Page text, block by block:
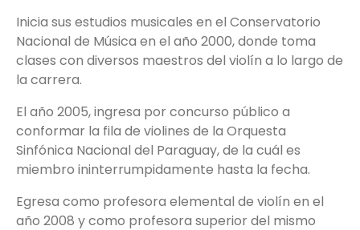
Inicia sus estudios musicales en el Conservatorio
Nacional de Música en el año 2000, donde toma
clases con diversos maestros del violín a lo largo de
la carrera.
El año 2005, ingresa por concurso público a
conformar la fila de violines de la Orquesta
Sinfónica Nacional del Paraguay, de la cuál es
miembro ininterrumpidamente hasta la fecha.
Egresa como profesora elemental de violín en el
año 2008 y como profesora superior del mismo